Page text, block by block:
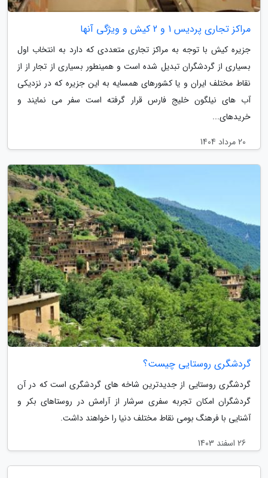
مراکز تجاری پردیس 1 و 2 کیش و ویژگی آنها
جزیره کیش با توجه به مراکز تجاری متعددی که دارد به انتخاب اول
بسیاری از گردشگران تبدیل شده است و همینطور بسیاری از تجار از از
نقاط مختلف ایران و یا کشورهای همسایه به این جزیره که در نزدیکی
آب های نیلگون خلیج فارس قرار گرفته است سفر می نمایند و
خریدهای...
20 مرداد 1404
گردشگری روستایی چیست؟
گردشگری روستایی از جدیدترین شاخه های گردشگری است که در آن
گردشگران امکان تجربه سفری سرشار از آرامش در روستاهای بکر و
آشنایی با فرهنگ بومی نقاط مختلف دنیا را خواهند داشت.
26 اسفند 1403